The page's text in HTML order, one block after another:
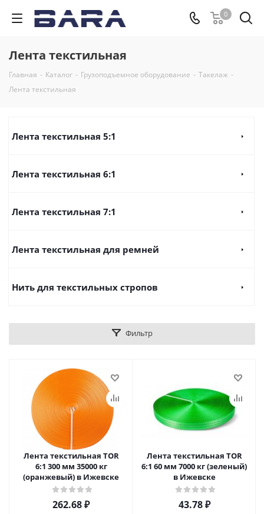
0
Лента текстильная
Главная - Каталог - Грузоподъемное оборудование - Такелаж -
Лента текстильная
Лента текстильная 5:1
Лента текстильная 6:1
Лента текстильная 7:1
Лента текстильная для ремней
Нить для текстильных стропов
Фильтр
Лента текстильная TOR
6:1 300 мм 35000 кг
(оранжевый) в Ижевске
262.68₽
Лента текстильная TOR
6:1 60 мм 7000 кг (зеленый)
в Ижевске
43.78₽